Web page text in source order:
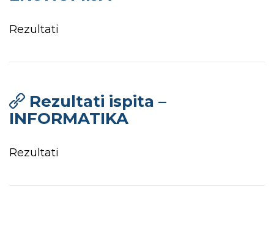
Rezultati
Rezultati ispita –
INFORMATIKA
Rezultati